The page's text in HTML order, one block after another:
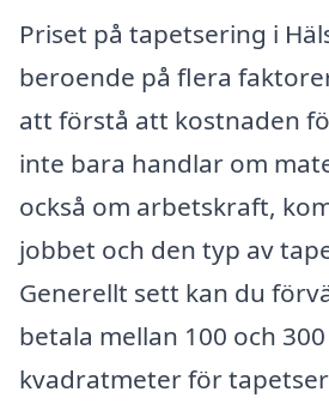
Priset på tapetsering i
beroende på flera
att förstå att kostnaden
inte bara handlar om
också om arbetskraft,
jobbet och den typ av
Generellt sett kan du
betala mellan 100 och
kvadratmeter för